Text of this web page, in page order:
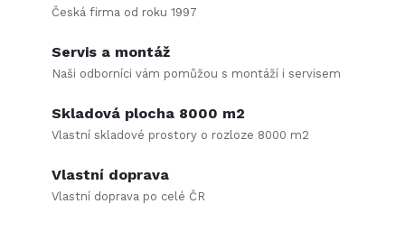
Česká firma od roku 1997
Servis a montáž
Naši odborníci vám pomůžou s montáží i servisem
Skladová plocha 8000 m2
Vlastní skladové prostory o rozloze 8000 m2
Vlastní doprava
Vlastní doprava po celé ČR